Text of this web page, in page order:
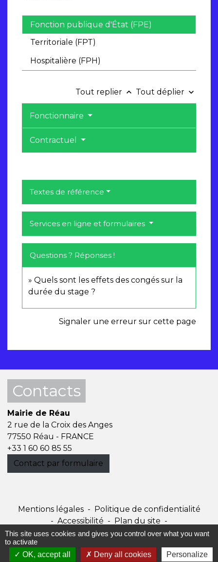
Fonction publique d'État (FPE)
Territoriale (FPT)
Hospitalière (FPH)
Tout replier keyboard_arrow_up Tout déplier keyboard_arrow_down
Fonctionnaire
Contractuel
Textes de référence
Services en ligne et formulaires
Questions ? Réponses !
Quels sont les effets des congés sur la
durée du stage ?
Signaler une erreur sur cette page
Contacts
Mairie de Réau
2 rue de la Croix des Anges
77550 Réau - FRANCE
+33 1 60 60 85 55
Contact par formulaire
Mentions légales - Politique de confidentialité
- Accessibilité - Plan du site -
Gestion des cookies
Site créé en partenariat avec Réseau des Communes
This site uses cookies and gives you control over what you want
to activate
OK, accept all
Deny all cookies Personalize